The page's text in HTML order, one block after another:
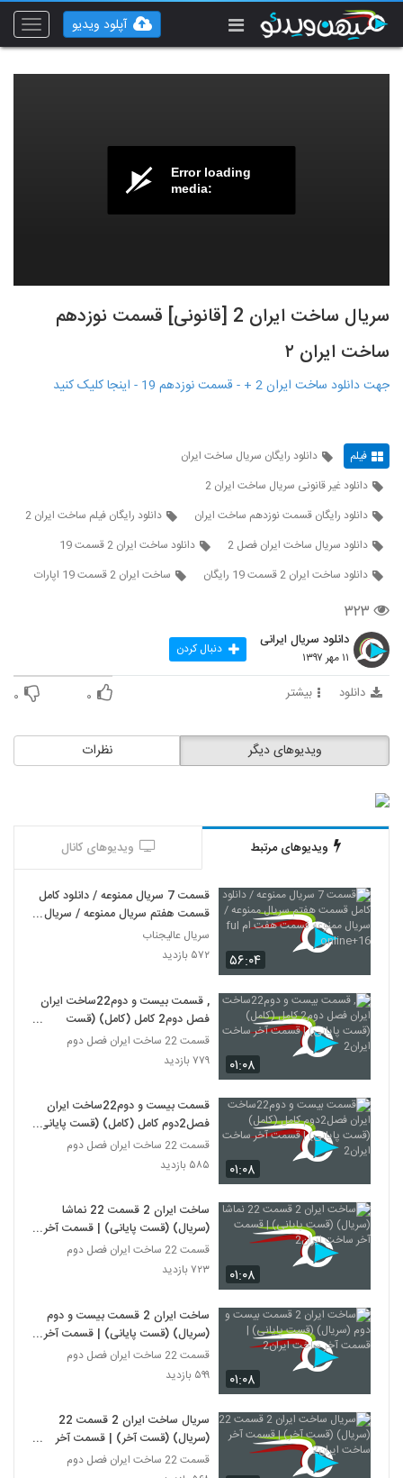
Toggle
آپلود ویدیو
Error loading
media:
سریال ساخت ایران 2 [قانونی] قسمت نوزدهم
ساخت ایران ۲
جهت دانلود ساخت ایران 2 + - قسمت نوزدهم 19 - اینجا کلیک کنید
فیلم
دانلود رایگان سریال ساخت ایران
دانلود غیر قانونی سریال ساخت ایران 2
دانلود رایگان قسمت نوزدهم ساخت ایران
دانلود رایگان فیلم ساخت ایران 2
دانلود سریال ساخت ایران فصل 2
دانلود ساخت ایران 2 قسمت 19
دانلود ساخت ایران 2 قسمت 19 رایگان
ساخت ایران 2 قسمت 19 اپارات
۳۲۳
دانلود سریال ایرانی
۱۱ مهر ۱۳۹۷ دنبال کردن
دانلود بیشتر ۰ ۰
نظرات ویدیوهای دیگر
ویدیوهای مرتبط ویدیوهای کانال
۵۶:۰۴
قسمت 7 سریال ممنوعه / دانلود کامل
قسمت هفتم سریال ممنوعه / سریال
online+16
سریال عالیجناب
۵۷۲ بازدید
۰۱:۰۸
, قسمت بیست و دوم22ساخت ایران
فصل دوم2 کامل (کامل) (قست
پایانی) | قسمت آخر ساخت ایران2
قسمت 22 ساخت ایران فصل دوم
۷۷۹ بازدید
۰۱:۰۸
قسمت بیست و دوم22ساخت ایران
فصل2دوم کامل (کامل) (قست پایانی)
| قسمت آخر ساخت ایران2
قسمت 22 ساخت ایران فصل دوم
۵۸۵ بازدید
۰۱:۰۸
ساخت ایران 2 قسمت 22 نماشا
(سریال) (قست پایانی) | قسمت آخر
ساخت ایران2
قسمت 22 ساخت ایران فصل دوم
۷۲۳ بازدید
۰۱:۰۸
ساخت ایران 2 قسمت بیست و دوم
(سریال) (قست پایانی) | قسمت آخر
ساخت ایران2
قسمت 22 ساخت ایران فصل دوم
۵۹۹ بازدید
سریال ساخت ایران 2 قسمت 22
(سریال) (قست آخر) | قسمت آخر
ساخت ایران2
قسمت 22 ساخت ایران فصل دوم